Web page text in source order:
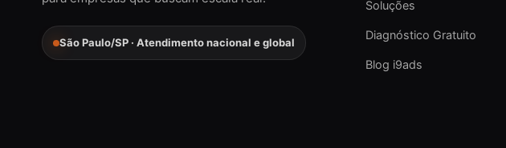
São Paulo/SP · Atendimento nacional e global
Soluções
Diagnóstico Gratuito
Blog i9ads